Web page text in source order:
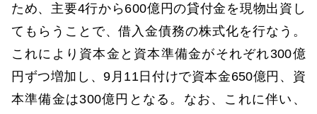
ため、主要4行から600億円の貸付金を現物出資し
てもらうことで、借入金債務の株式化を行なう。
これにより資本金と資本準備金がそれぞれ300億
円ずつ増加し、9月11日付けで資本金650億円、資
本準備金は300億円となる。なお、これに伴い、